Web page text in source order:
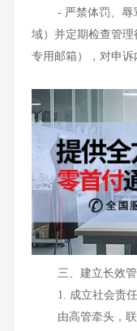
- 严禁体罚、辱骂
域）并定期检查管理
专用邮箱），对申
三、建立长效管
1. 成立社会责任
由高管牵头，联